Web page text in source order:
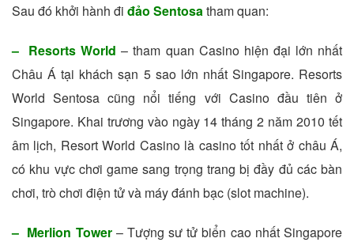
Sau đó khởi hành đi đảo Sentosatham quan:
– Resorts World – tham quan Casino hiện đại lớn nhất
Châu Á tại khách sạn 5 sao lớn nhất Singapore. Resorts
World Sentosa cũng nổi tiếng với Casino đầu tiên ở
Singapore. Khai trương vào ngày 14 tháng 2 năm 2010 tết
âm lịch, Resort World Casino là casino tốt nhất ở châu Á,
có khu vực chơi game sang trọng trang bị đầy đủ các bàn
chơi, trò chơi điện tử và máy đánh bạc (slot machine).
– Merlion Tower– Tượng sư tử biển cao nhất Singapore